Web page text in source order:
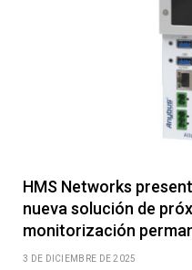
HMS Networks
nueva solución de
monitorización
3 DE DICIEMBRE DE 2025